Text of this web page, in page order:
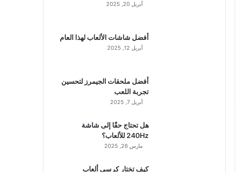
أبريل 20, 2025
أفضل شاشات الألعاب لهذا العام
أبريل 12, 2025
أفضل ملحقات الجيمرز لتحسين
تجربة اللعب
أبريل 7, 2025
هل تحتاج حقًا إلى شاشة
240Hz للألعاب؟
مارس 26, 2025
كيف تختار كرسي ألعاب